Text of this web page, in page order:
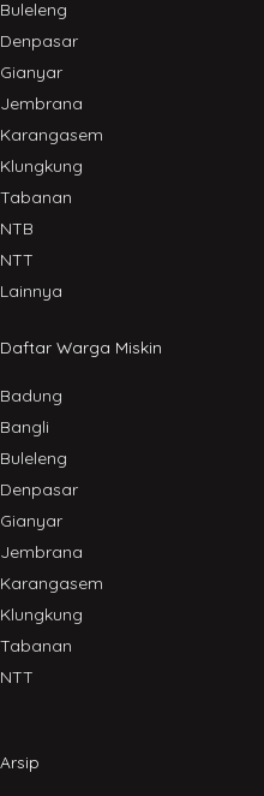
Buleleng
Denpasar
Gianyar
Jembrana
Karangasem
Klungkung
Tabanan
NTB
NTT
Lainnya
Daftar Warga Miskin
Badung
Bangli
Buleleng
Denpasar
Gianyar
Jembrana
Karangasem
Klungkung
Tabanan
NTT
Arsip